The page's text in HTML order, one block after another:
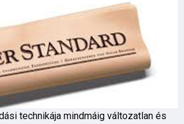
technikája mindmáig változatlan és